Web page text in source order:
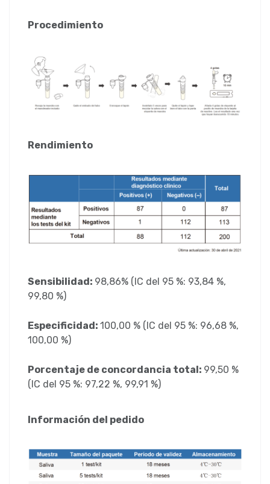
Procedimiento
Rendimiento
Sensibilidad: 98,86% (IC del 95 %: 93,84 %,
99,80 %)
Especificidad: 100,00 % (IC del 95 %: 96,68 %,
100,00 %)
Porcentaje de concordancia total: 99,50 %
(IC del 95 %: 97,22 %, 99,91 %)
Información del pedido